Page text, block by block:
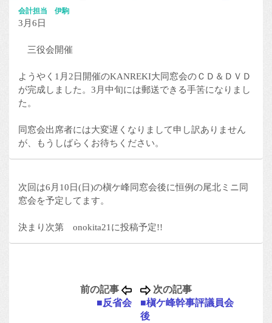
会計担当 伊駒
3月6日
三役会開催
ようやく1月2日開催のKANREKI大同窓会のＣＤ＆ＤＶＤ
が完成しました。3月中旬には郵送できる手筈になりまし
た。
同窓会出席者には大変遅くなりまして申し訳ありません
が、もうしばらくお待ちください。
次回は6月10日(日)の槇ケ峰同窓会後に恒例の尾北ミニ同
窓会を予定してます。
決まり次第 onokita21に投稿予定!!
前の記事
■反省会
次の記事
■槇ケ峰幹事評議員会
後